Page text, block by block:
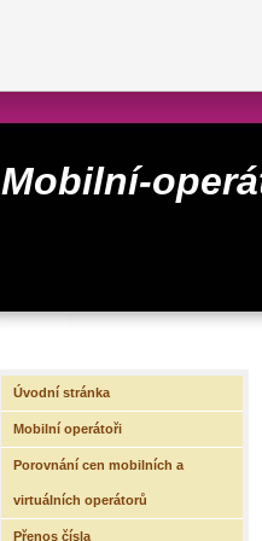
Mobilní-
Úvodní stránka
Mobilní operátoři
Porovnání cen mobilních a
virtuálních operátorů
Přenos čísla